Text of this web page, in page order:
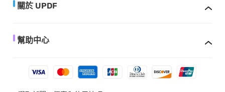
關於 UPDF
幫助中心